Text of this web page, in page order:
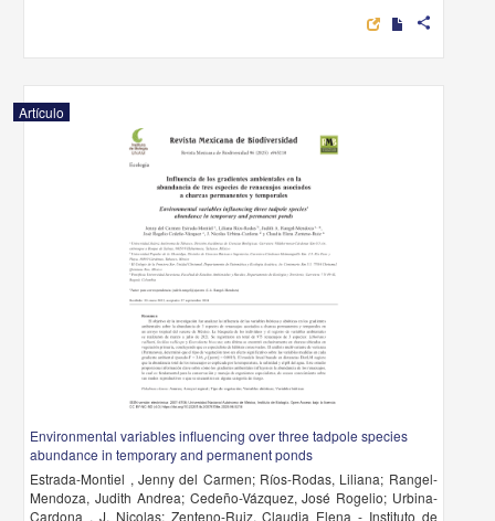
share
Artículo
Environmental variables influencing over three tadpole species
abundance in temporary and permanent ponds
Estrada-Montiel , Jenny del Carmen; Ríos-Rodas, Liliana; Rangel-
Mendoza, Judith Andrea; Cedeño-Vázquez, José Rogelio; Urbina-
Cardona , J. Nicolas; Zenteno-Ruiz, Claudia Elena - Instituto de